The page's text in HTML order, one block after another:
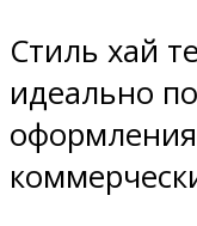
Стиль хай
идеально